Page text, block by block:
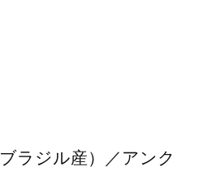
ラジル産）／アンク